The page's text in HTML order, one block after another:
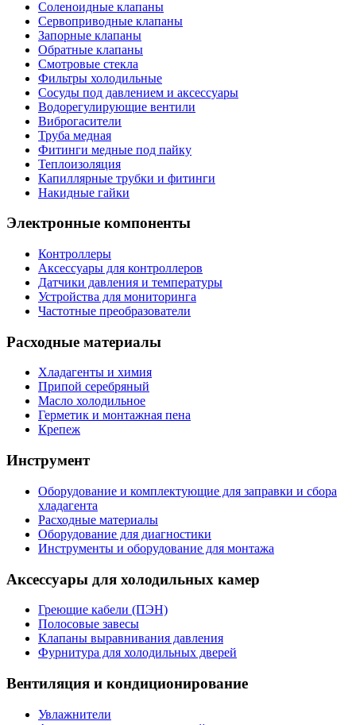
Соленоидные клапаны
Сервоприводные клапаны
Запорные клапаны
Обратные клапаны
Смотровые стекла
Фильтры холодильные
Сосуды под давлением и аксессуары
Водорегулирующие вентили
Виброгасители
Труба медная
Фитинги медные под пайку
Теплоизоляция
Капиллярные трубки и фитинги
Накидные гайки
Электронные компоненты
Контроллеры
Аксессуары для контроллеров
Датчики давления и температуры
Устройства для мониторинга
Частотные преобразователи
Расходные материалы
Хладагенты и химия
Припой серебряный
Масло холодильное
Герметик и монтажная пена
Крепеж
Инструмент
Оборудование и комплектующие для заправки и сбора
хладагента
Расходные материалы
Оборудование для диагностики
Инструменты и оборудование для монтажа
Аксессуары для холодильных камер
Греющие кабели (ПЭН)
Полосовые завесы
Клапаны выравнивания давления
Фурнитура для холодильных дверей
Вентиляция и кондиционирование
Увлажнители